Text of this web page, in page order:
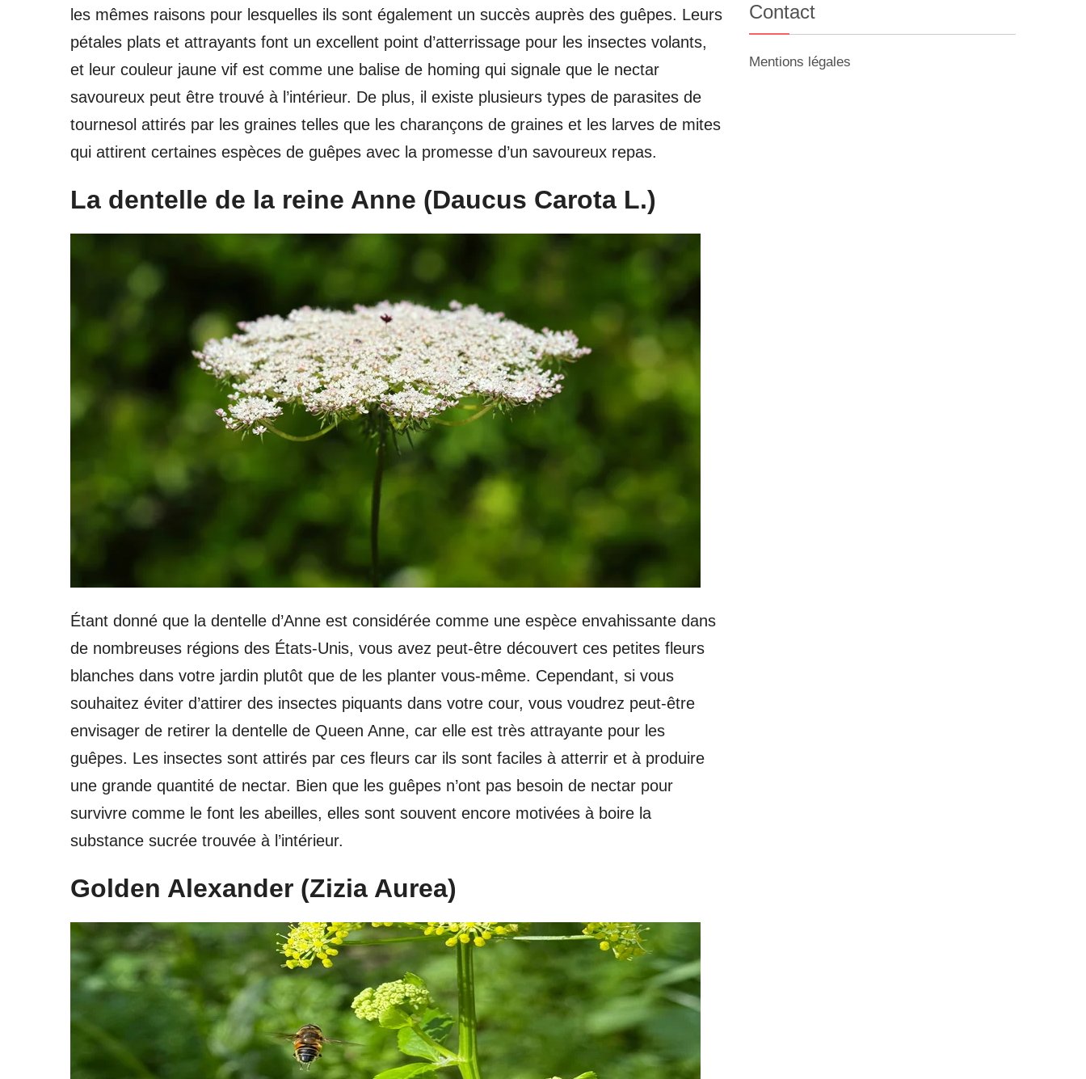
les mêmes raisons pour lesquelles ils sont également un succès auprès des guêpes. Leurs
pétales plats et attrayants font un excellent point d’atterrissage pour les insectes volants,
et leur couleur jaune vif est comme une balise de homing qui signale que le nectar
savoureux peut être trouvé à l’intérieur. De plus, il existe plusieurs types de parasites de
tournesol attirés par les graines telles que les charançons de graines et les larves de mites
qui attirent certaines espèces de guêpes avec la promesse d’un savoureux repas.
La dentelle de la reine Anne (Daucus Carota L.)
Étant donné que la dentelle d’Anne est considérée comme une espèce envahissante dans
de nombreuses régions des États-Unis, vous avez peut-être découvert ces petites fleurs
blanches dans votre jardin plutôt que de les planter vous-même. Cependant, si vous
souhaitez éviter d’attirer des insectes piquants dans votre cour, vous voudrez peut-être
envisager de retirer la dentelle de Queen Anne, car elle est très attrayante pour les
guêpes. Les insectes sont attirés par ces fleurs car ils sont faciles à atterrir et à produire
une grande quantité de nectar. Bien que les guêpes n’ont pas besoin de nectar pour
survivre comme le font les abeilles, elles sont souvent encore motivées à boire la
substance sucrée trouvée à l’intérieur.
Golden Alexander (Zizia Aurea)
Contact
Mentions légales